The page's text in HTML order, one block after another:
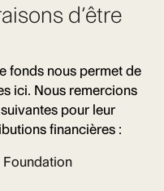
d’être
fonds nous permet de
ici. Nous remercions
pour leur
financières :
Foundation